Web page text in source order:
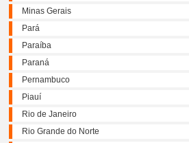
Minas Gerais
Pará
Paraíba
Paraná
Pernambuco
Piauí
Rio de Janeiro
Rio Grande do Norte